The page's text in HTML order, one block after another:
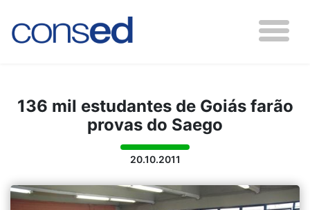
136 mil estudantes de Goiás farão
provas do Saego
20.10.2011